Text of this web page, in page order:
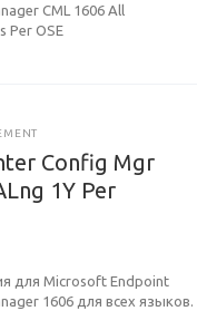
CML 1606 All
Per OSE
Config Mgr
1Y Per
для Microsoft Endpoint
1606 для всех языков.